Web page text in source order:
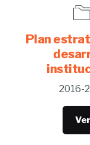
Plan
2016-